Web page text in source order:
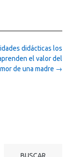
didácticas los
el valor del
de una madre →
BUSCAR